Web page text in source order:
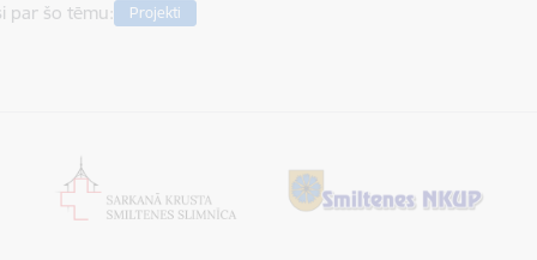
par šo tēmu: Projekti